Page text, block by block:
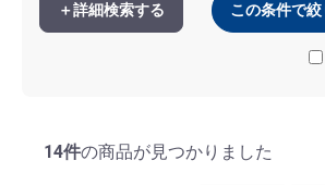
＋詳細検索する この条件で
14件の商品が見つかりました